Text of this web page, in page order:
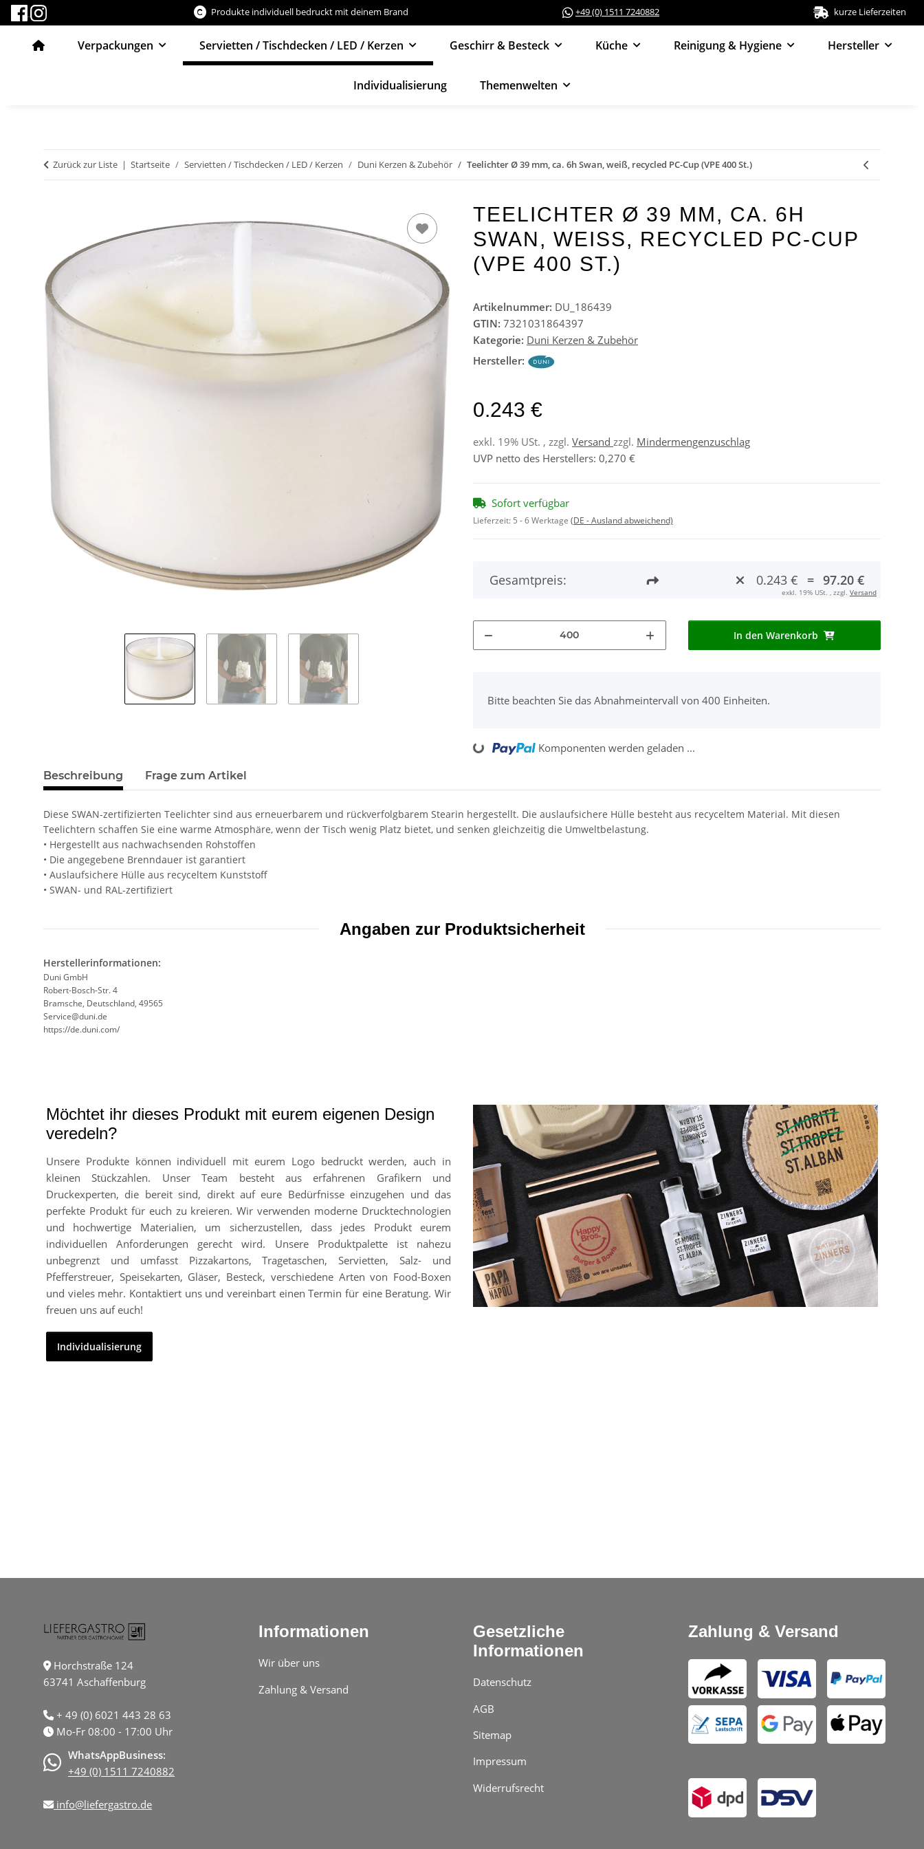
Produkte individuell bedruckt mit deinem Brand +49 (0) 1511 7240882 kurze Lieferzeiten
Verpackungen Servietten / Tischdecken / LED / Kerzen Geschirr & Besteck Küche Reinigung & Hygiene Hersteller
Individualisierung Themenwelten
Zurück zur Liste Startseite Servietten / Tischdecken / LED / Kerzen Duni Kerzen & Zubehör Teelichter Ø 39 mm, ca. 6h Swan, weiß, recycled PC-Cup (VPE 400 St.)
TEELICHTER Ø 39 MM, CA. 6H
SWAN, WEISS, RECYCLED PC-CUP (
VPE 400 ST.)
Artikelnummer: DU_186439
GTIN: 7321031864397
Kategorie: Duni Kerzen & Zubehör
Hersteller:
0.243 €
exkl. 19% USt. , zzgl. Versand zzgl. Mindermengenzuschlag
UVP netto des Herstellers: 0,270 €
Sofort verfügbar
Lieferzeit: 5 - 6 Werktage (DE - Ausland abweichend)
Gesamtpreis: 0.243 € = 97.20 €
exkl. 19% USt. , zzgl. Versand
In den Warenkorb
Bitte beachten Sie das Abnahmeintervall von 400 Einheiten.
Loading... Komponenten werden geladen ...
Beschreibung Frage zum Artikel
Diese SWAN-zertifizierten Teelichter sind aus erneuerbarem und rückverfolgbarem Stearin hergestellt. Die auslaufsichere Hülle besteht aus recyceltem Material. Mit diesen
Teelichtern schaffen Sie eine warme Atmosphäre, wenn der Tisch wenig Platz bietet, und senken gleichzeitig die Umweltbelastung.
• Hergestellt aus nachwachsenden Rohstoffen
• Die angegebene Brenndauer ist garantiert
• Auslaufsichere Hülle aus recyceltem Kunststoff
• SWAN- und RAL-zertifiziert
Angaben zur Produktsicherheit
Herstellerinformationen:
Duni GmbH
Robert-Bosch-Str. 4
Bramsche, Deutschland, 49565
Service@duni.de
https://de.duni.com/
Möchtet ihr dieses Produkt mit eurem eigenen Design
veredeln?
Unsere Produkte können individuell mit eurem Logo bedruckt werden, auch in
kleinen Stückzahlen. Unser Team besteht aus erfahrenen Grafikern und
Druckexperten, die bereit sind, direkt auf eure Bedürfnisse einzugehen und das
perfekte Produkt für euch zu kreieren. Wir verwenden moderne Drucktechnologien
und hochwertige Materialien, um sicherzustellen, dass jedes Produkt eurem
individuellen Anforderungen gerecht wird. Unsere Produktpalette ist nahezu
unbegrenzt und umfasst Pizzakartons, Tragetaschen, Servietten, Salz- und
Pfefferstreuer, Speisekarten, Gläser, Besteck, verschiedene Arten von Food-Boxen
und vieles mehr. Kontaktiert uns und vereinbart einen Termin für eine Beratung. Wir
freuen uns auf euch!
Individualisierung
Horchstraße 124
63741 Aschaffenburg
+ 49 (0) 6021 443 28 63
Mo-Fr 08:00 - 17:00 Uhr
WhatsAppBusiness:
+49 (0) 1511 7240882
info@liefergastro.de
Informationen
Wir über uns
Zahlung & Versand
Gesetzliche
Informationen
Datenschutz
AGB
Sitemap
Impressum
Widerrufsrecht
Zahlung & Versand